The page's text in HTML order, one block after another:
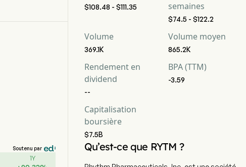
Soutenu par
1Y
$108.48 - $111.35
semaines
$74.5 - $122.2
Volume
369.1K
Volume moyen
865.2K
Rendement en
dividend
--
BPA (TTM)
-3.59
Capitalisation
boursière
$7.5B
Qu’est-ce que RYTM ?